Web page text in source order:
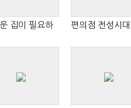
집이 필요하
편의점 전성시대